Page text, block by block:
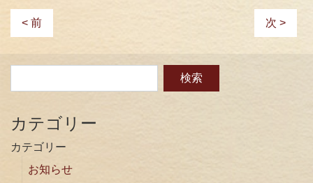
< 前 次 >
カテゴリー
カテゴリー
お知らせ